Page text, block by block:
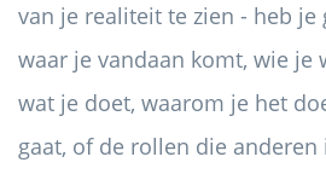
van je realiteit te zien - heb je
waar je vandaan komt, wie je
wat je doet, waarom je het
gaat, of de rollen die anderen